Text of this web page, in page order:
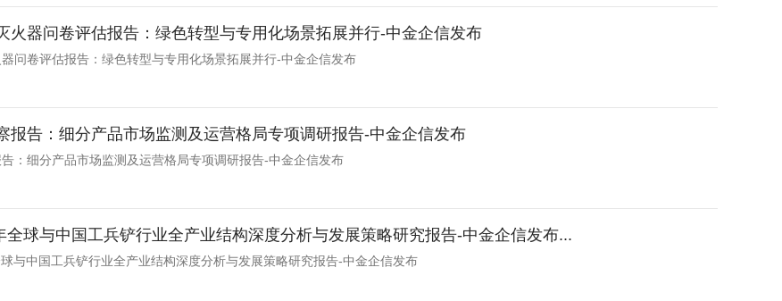
火器问卷评估报告：绿色转型与专用化场景拓展并行-中金企信发布
问卷评估报告：绿色转型与专用化场景拓展并行-中金企信发布
报告：细分产品市场监测及运营格局专项调研报告-中金企信发布
：细分产品市场监测及运营格局专项调研报告-中金企信发布
全球与中国工兵铲行业全产业结构深度分析与发展策略研究报告-中金企信发布...
与中国工兵铲行业全产业结构深度分析与发展策略研究报告-中金企信发布